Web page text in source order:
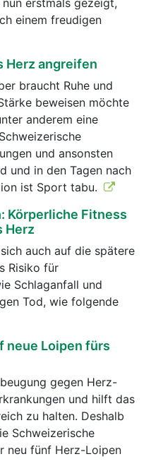
erstmals gezeigt,
einem freudigen
Herz angreifen
braucht Ruhe und
beweisen möchte
anderem eine
und ansonsten
und in den Tagen nach
ist Sport tabu.
Körperliche Fitness
Herz
auch auf die spätere
Risiko für
Schlaganfall und
Tod, wie folgende
neue Loipen fürs
gegen Herz-
und hilft das
zu halten. Deshalb
Schweizerische
neu fünf Herz-Loipen